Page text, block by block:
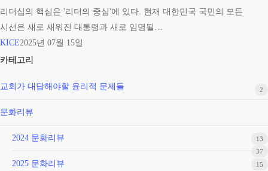
수
의
이
슈
교:
더
심’-
리더십의 핵심은 '리더의 중심'에 있다. 현재 대한민국 국민의 모든
시선은 새로 새워진 대통령과 새로 임명될…
KICE2025년 07월 15일
카테고리
교회가 대답해야할 윤리적 문제들 2
문화리뷰
37
2024 문화리뷰 13
2025 문화리뷰 15